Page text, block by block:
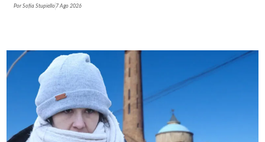
PorSofía Stupiello 7 Ago 2026